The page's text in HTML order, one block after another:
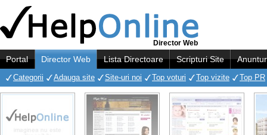
Director Web
Portal Director Web Lista Directoare Scripturi Site
Categorii Adauga site Site-uri noi Top voturi Top vizite Top PR